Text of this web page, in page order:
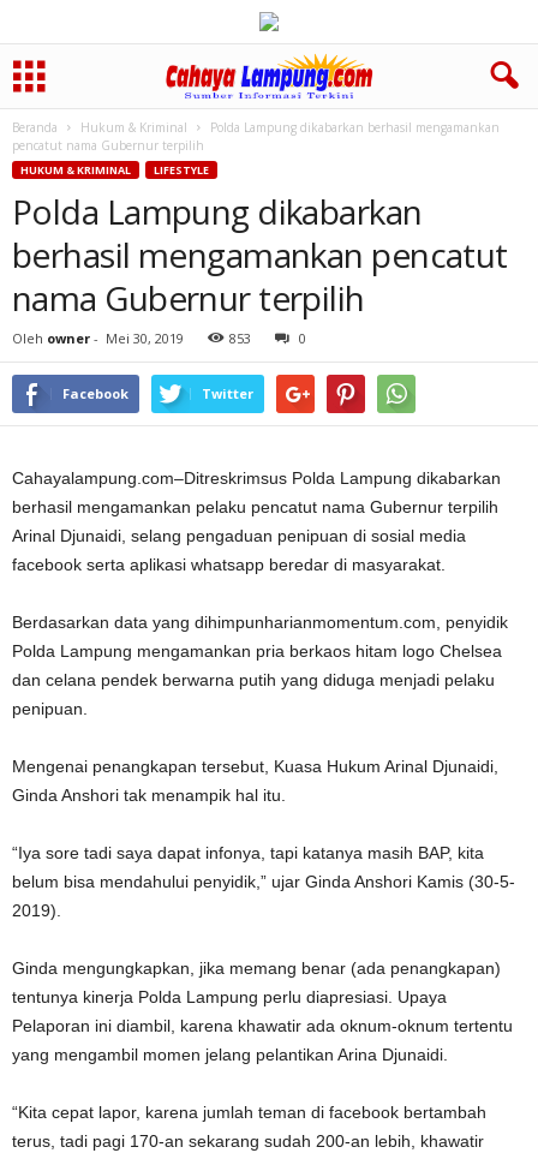
Beranda Hukum & Kriminal
Polda Lampung dikabarkan berhasil mengamankan
pencatut nama Gubernur terpilih
HUKUM & KRIMINAL LIFESTYLE
Polda Lampung dikabarkan
berhasil mengamankan pencatut
nama Gubernur terpilih
Oleh owner - Mei 30, 2019 853 0
Facebook Twitter
Cahayalampung.com–Ditreskrimsus Polda Lampung dikabarkan
berhasil mengamankan pelaku pencatut nama Gubernur terpilih
Arinal Djunaidi, selang pengaduan penipuan di sosial media
facebook serta aplikasi whatsapp beredar di masyarakat.
Berdasarkan data yang dihimpunharianmomentum.com, penyidik
Polda Lampung mengamankan pria berkaos hitam logo Chelsea
dan celana pendek berwarna putih yang diduga menjadi pelaku
penipuan.
Mengenai penangkapan tersebut, Kuasa Hukum Arinal Djunaidi,
Ginda Anshori tak menampik hal itu.
“Iya sore tadi saya dapat infonya, tapi katanya masih BAP, kita
belum bisa mendahului penyidik,” ujar Ginda Anshori Kamis (30-5-
2019).
Ginda mengungkapkan, jika memang benar (ada penangkapan)
tentunya kinerja Polda Lampung perlu diapresiasi. Upaya
Pelaporan ini diambil, karena khawatir ada oknum-oknum tertentu
yang mengambil momen jelang pelantikan Arina Djunaidi.
“Kita cepat lapor, karena jumlah teman di facebook bertambah
terus, tadi pagi 170-an sekarang sudah 200-an lebih, khawatir